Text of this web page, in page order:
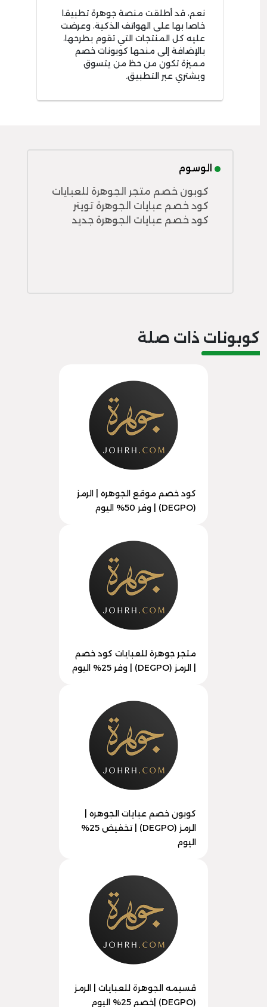
نعم، قد أطلقت منصة جوهرة تطبيقا
خاصا بها على الهواتف الذكية، وعرضت
عليه كل المنتجات التي تقوم بطرحها،
بالإضافة إلى منحها كوبونات خصم
مميزة تكون من حظ من يتسوق
ويشتري عبر التطبيق.
الوسوم
كوبون خصم متجر الجوهرة للعبايات
كود خصم عبايات الجوهرة تويتر
كود خصم عبايات الجوهرة جديد
كوبونات ذات صلة
كود خصم موقع الجوهره | الرمز
(DEGPO) | وفر 50% اليوم
متجر جوهرة للعبايات كود خصم
| الرمز (DEGPO) | وفر 25% اليوم
كوبون خصم عبايات الجوهره |
الرمز (DEGPO) | تخفيض 25%
اليوم
قسيمه الجوهرة للعبايات | الرمز
(DEGPO) |خصم 25% اليوم